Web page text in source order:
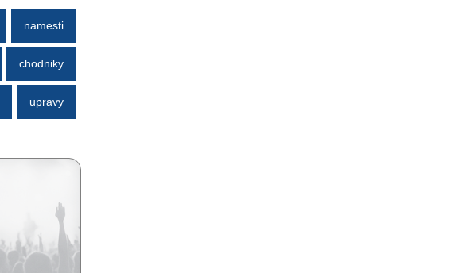
namesti
chodniky
upravy